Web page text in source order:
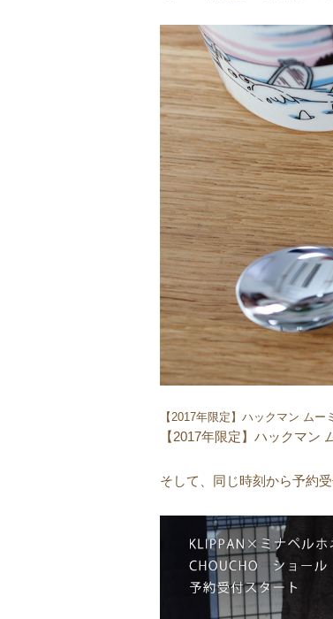
【2017年限定】ハックマン ム
【2017年限定】ハックマン
そして、同じ時刻から予約